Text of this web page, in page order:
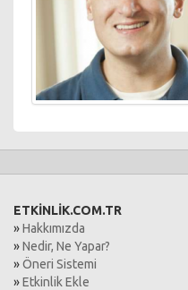
ETKİNLİK.COM.TR
»Hakkımızda
»Nedir, Ne Yapar?
»Öneri Sistemi
»Etkinlik Ekle